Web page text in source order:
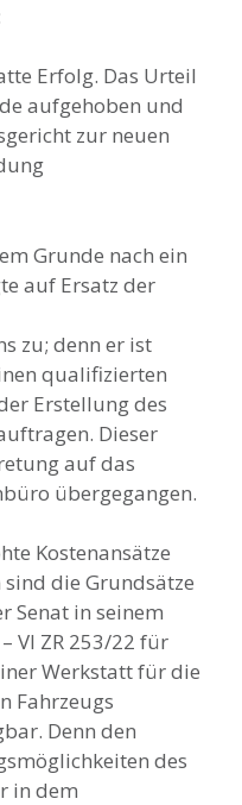
Erfolg. Das Urteil
aufgehoben und
zur neuen
Grunde nach ein
auf Ersatz der
zu; denn er ist
qualifizierten
Erstellung des
Dieser
auf das
übergegangen.
Kostenansätze
sind die Grundsätze
Senat in seinem
VI ZR 253/22 für
Werkstatt für die
Fahrzeugs
Denn den
des
in dem